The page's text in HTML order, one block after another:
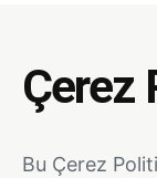
Çerez
Bu Çerez